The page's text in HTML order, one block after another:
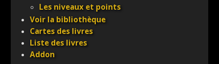
Les niveaux et points
Voir la bibliothèque
Cartes des livres
Liste des livres
Addon